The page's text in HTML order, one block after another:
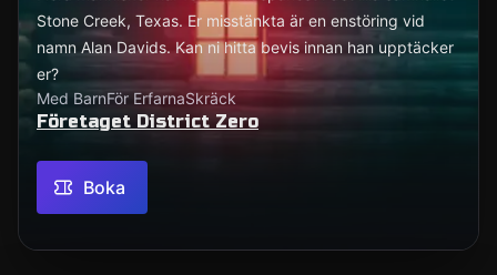
Stone Creek, Texas. Er misstänkta är en enstöring vid
namn Alan Davids. Kan ni hitta bevis innan han upptäcker
er?
Med BarnFör ErfarnaSkräck
Företaget District Zero
Boka